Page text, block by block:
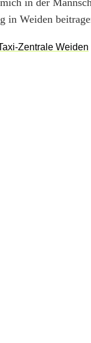
in der
Weiden